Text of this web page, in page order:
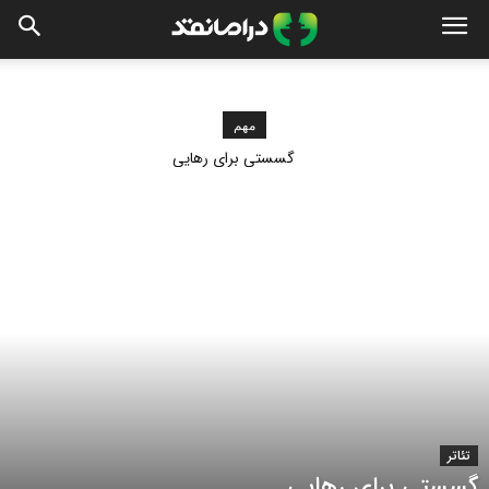
مهم
گسستی برای رهایی
تئاتر